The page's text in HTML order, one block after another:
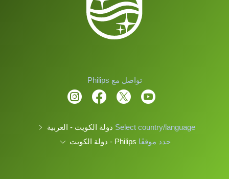
تواصل مع Philips
Select country/language دولة الكويت - العربية
حدد موقعًاPhilips - دولة الكويت